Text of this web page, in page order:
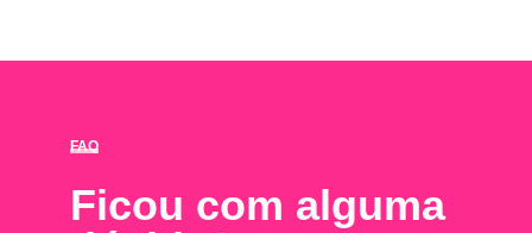
FAQ
Ficou com alguma